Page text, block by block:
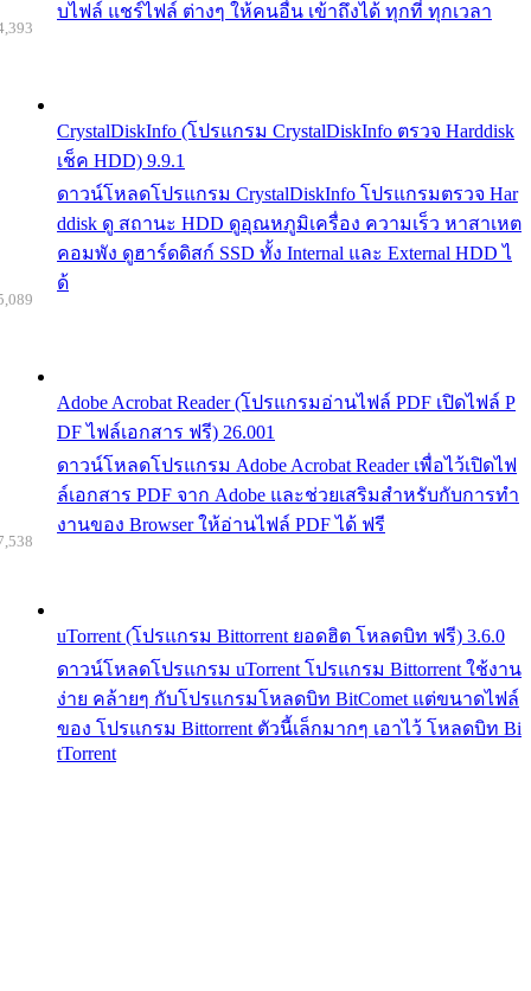
บไฟล์ แชร์ไฟล์ ต่างๆ ให้คนอื่น เข้าถึงได้ ทุกที่ ทุกเวลา
CrystalDiskInfo (โปรแกรม CrystalDiskInfo ตรวจ Harddisk
เช็ค HDD) 9.9.1
ดาวน์โหลดโปรแกรม CrystalDiskInfo โปรแกรมตรวจ Har
ddisk ดู สถานะ HDD ดูอุณหภูมิเครื่อง ความเร็ว หาสาเหต
คอมพัง ดูฮาร์ดดิสก์ SSD ทั้ง Internal และ External HDD ไ
ด้
Adobe Acrobat Reader (โปรแกรมอ่านไฟล์ PDF เปิดไฟล์ P
DF ไฟล์เอกสาร ฟรี) 26.001
ดาวน์โหลดโปรแกรม Adobe Acrobat Reader เพื่อไว้เปิดไฟ
ล์เอกสาร PDF จาก Adobe และช่วยเสริมสำหรับกับการทำ
งานของ Browser ให้อ่านไฟล์ PDF ได้ ฟรี
uTorrent (โปรแกรม Bittorrent ยอดฮิต โหลดบิท ฟรี) 3.6.0
ดาวน์โหลดโปรแกรม uTorrent โปรแกรม Bittorrent ใช้งาน
ง่าย คล้ายๆ กับโปรแกรมโหลดบิท BitComet แต่ขนาดไฟล์
ของ โปรแกรม Bittorrent ตัวนี้เล็กมากๆ เอาไว้ โหลดบิท Bi
tTorrent